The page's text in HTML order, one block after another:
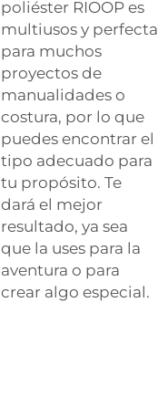
poliéster RIOOP es
multiusos y perfecta
para muchos
proyectos de
manualidades o
costura, por lo que
puedes encontrar el
tipo adecuado para
tu propósito. Te
dará el mejor
resultado, ya sea
que la uses para la
aventura o para
crear algo especial.